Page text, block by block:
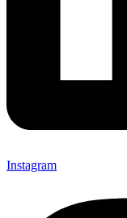
Instagram